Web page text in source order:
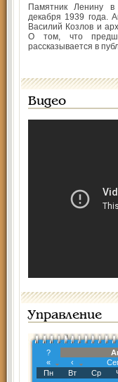
Памятник Ленину
декабря 1939 года.
Василий Козлов и
О том, что
рассказывается в
Видео
Управление
?
«
‹
Пн
Вт Ср